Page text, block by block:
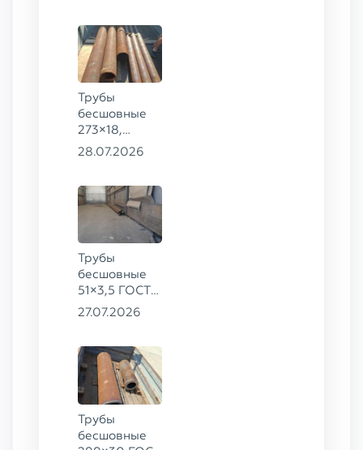
Трубы
бесшовные
273×18,
168×12 ГОСТ
28.07.2026
Трубы
бесшовные
51×3,5 ГОСТ
8732-78, ст.
27.07.2026
Трубы
бесшовные